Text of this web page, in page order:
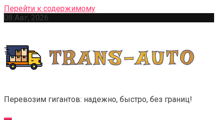
Перейти к содержимому
08 Авг, 2026
Перевозим гигантов: надежно, быстро, без границ!